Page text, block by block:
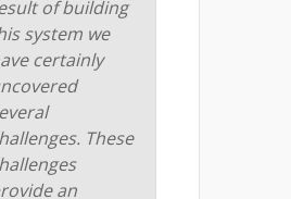
of building
system we
certainly
These
an